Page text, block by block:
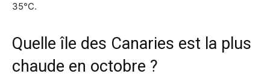
35°C.
Quelle île des Canaries est la plus
chaude en octobre ?